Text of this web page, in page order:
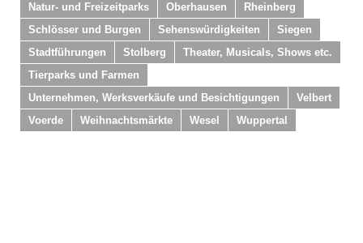
Natur- und Freizeitparks
Oberhausen
Rheinberg
Schlösser und Burgen
Sehenswürdigkeiten
Siegen
Stadtführungen
Stolberg
Theater, Musicals, Shows etc.
Tierparks und Farmen
Unternehmen, Werksverkäufe und Besichtigungen
Velbert
Voerde
Weihnachtsmärkte Wesel Wuppertal